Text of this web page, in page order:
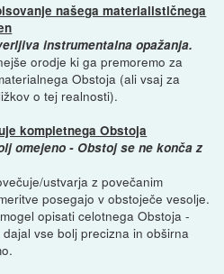
našega materialističnega
instrumentalna opažanja.
orodje ki ga premoremo za
Obstoja (ali vsaj za
o tej realnosti).
kompletnega Obstoja
omejeno - Obstoj se ne konča z
ustvarja z povečanim
posegajo v obstoječe vesolje.
opisati celotnega Obstoja -
vse bolj precizna in obširna